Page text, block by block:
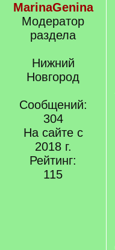
MarinaGenina
Модератор
раздела
Нижний
Новгород
Сообщений:
304
На сайте с
2018 г.
Рейтинг:
115